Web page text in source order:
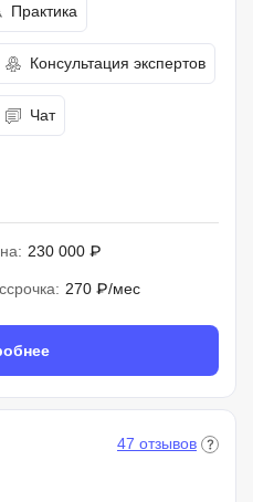
Практика
Консультация экспертов
Чат
230 000 ₽
270 ₽/мес
47 отзывов